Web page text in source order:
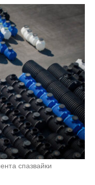
спазвайки